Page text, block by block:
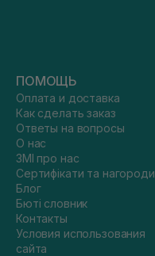
ПОМОЩЬ
Оплата и доставка
Как сделать заказ
Ответы на вопросы
О нас
ЗМІ про нас
Сертифікати та нагороди
Блог
Бюті словник
Контакты
Условия использования
сайта